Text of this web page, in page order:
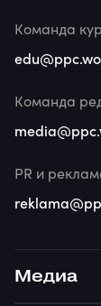
Медиа
Команда
Команда
PR и